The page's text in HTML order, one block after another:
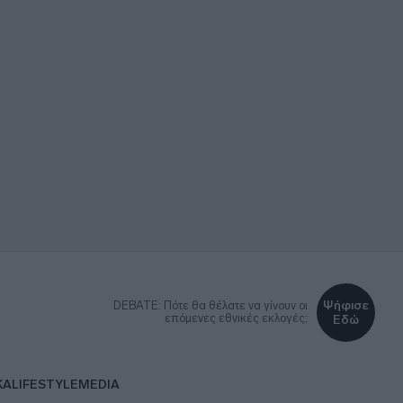
DEBATE: Πότε θα θέλατε να γίνουν οι
επόμενες εθνικές εκλογές;
Ψήφισε
Εδώ
LIFESTYLEMEDIA